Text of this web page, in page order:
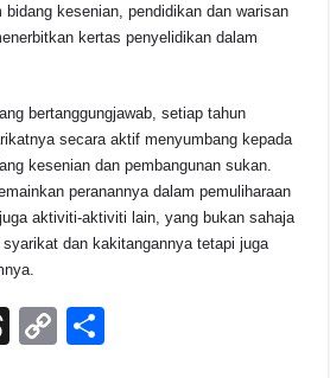
kesenian, pendidikan dan warisan
kertas penyelidikan dalam
bertanggungjawab, setiap tahun
secara aktif menyumbang kepada
kesenian dan pembangunan sukan.
peranannya dalam pemuliharaan
aktiviti-aktiviti lain, yang bukan sahaja
dan kakitangannya tetapi juga
T
C